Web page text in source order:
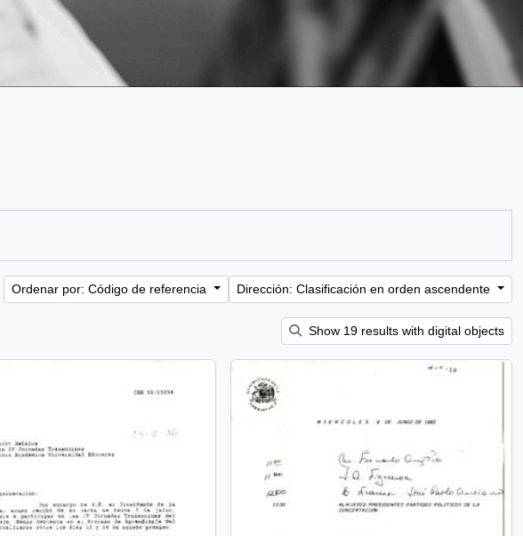
Ordenar por: Código de referencia Dirección: Clasificación en orden ascendente
Show 19 results with digital objects